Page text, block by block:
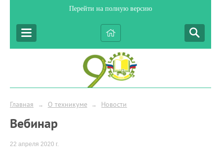
Перейти на полную версию
Главная → О техникуме → Новости
Вебинар
22 апреля 2020 г.